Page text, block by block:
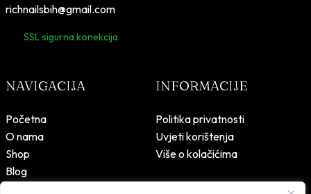
richnailsbih@gmail.com
SSL sigurna konekcija
NAVIGACIJA
Početna
O nama
Shop
Blog
INFORMACIJE
Politika privatnosti
Uvjeti korištenja
Više o kolačićima